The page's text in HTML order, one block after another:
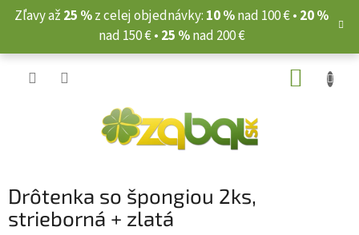
Prejsť
Zľavy až 25 %z celej objednávky: 10 %nad 100 € • 20 %
nad 150 € • 25 %nad 200 €
Drôtenka so špongiou 2ks,
strieborná + zlatá